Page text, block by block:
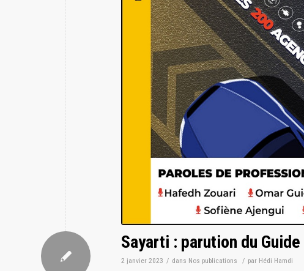
Sayarti : parution du
2 janvier 2023 / dans Nos publications / par Hédi Hamdi